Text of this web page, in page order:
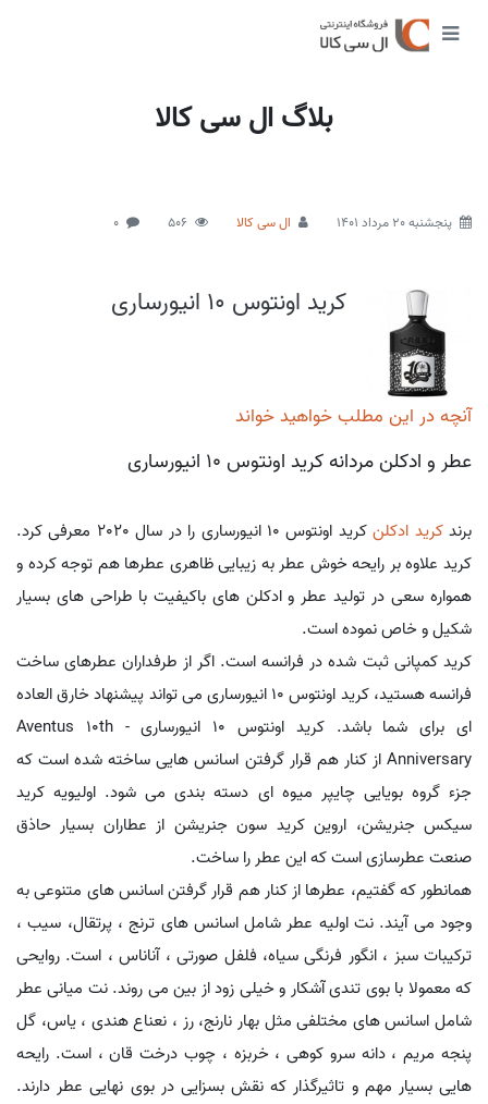
بلاگ ال سی کالا
پنجشنبه 20 مرداد 1401 ال سی کالا 506
0
کرید اونتوس 10 انیورساری
آنچه در این مطلب خواهید خواند
عطر و ادکلن مردانه کرید اونتوس 10 انیورساری
برندکرید ادکلن
کرید اونتوس 10 انیورساری را در سال 2020 معرفی کرد.
کرید علاوه بر رایحه خوش عطر به زیبایی ظاهری عطرها هم توجه کرده و
همواره سعی در تولید عطر و ادکلن های باکیفیت با طراحی های بسیار
شکیل و خاص نموده است.
کرید کمپانی ثبت شده در فرانسه است. اگر از طرفداران عطرهای ساخت
فرانسه هستید، کرید اونتوس 10 انیورساری می تواند پیشنهاد خارق العاده
ای برای شما باشد. کرید اونتوس 10 انیورساری - Aventus 10th
Anniversary از کنار هم قرار گرفتن اسانس هایی ساخته شده است که
جزء گروه بویایی چایپر میوه ای دسته بندی می شود. اولیویه کرید
سیکس جنریشن، اروین کرید سون جنریشن از عطاران بسیار حاذق
صنعت عطرسازی است که این عطر را ساخت.
همانطور که گفتیم، عطرها از کنار هم قرار گرفتن اسانس های متنوعی به
وجود می آیند. نت اولیه عطر شامل اسانس های ترنج ، پرتقال، سیب ،
ترکیبات سبز ، انگور فرنگی سیاه، فلفل صورتی ، آناناس ، است. روایحی
که معمولا با بوی تندی آشکار و خیلی زود از بین می روند. نت میانی عطر
شامل اسانس های مختلفی مثل بهار نارنج، رز ، نعناع هندی ، یاس، گل
پنجه مریم ، دانه سرو کوهی ، خربزه ، چوب درخت قان ، است. رایحه
هایی بسیار مهم و تاثیرگذار که نقش بسزایی در بوی نهایی عطر دارند.